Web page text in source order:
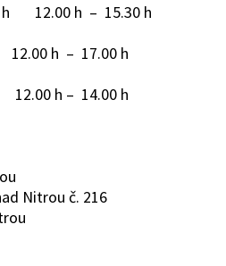
h 12.00 h – 15.30 h
h – 17.00 h
h – 14.00 h
Nitrou č. 216